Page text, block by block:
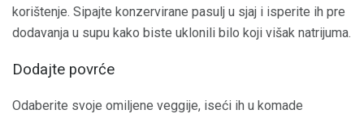
korištenje. Sipajte konzervirane pasulj u sjaj i isperite ih pre
dodavanja u supu kako biste uklonili bilo koji višak natrijuma.
Dodajte povrće
Odaberite svoje omiljene veggije, iseći ih u komade